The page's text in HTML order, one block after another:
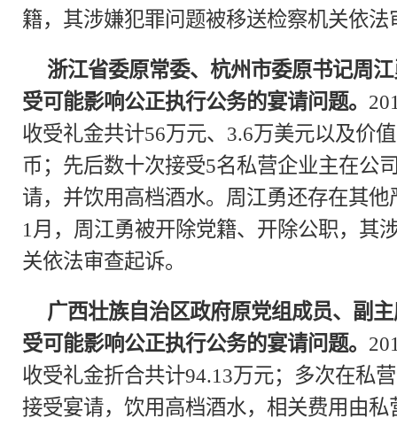
籍，其涉嫌犯罪问题被移送检察机关依法
浙江省委原常委、杭州市委原书记周
受可能影响公正执行公务的宴请问题。
收受礼金共计56万元、3.6万美元以及价
币；先后数十次接受5名私营企业主在公
请，并饮用高档酒水。周江勇还存在其
1月，周江勇被开除党籍、开除公职，其
关依法审查起诉。
广西壮族自治区政府原党组成员、副
受可能影响公正执行公务的宴请问题。
收受礼金折合共计94.13万元；多次在私
接受宴请，饮用高档酒水，相关费用由